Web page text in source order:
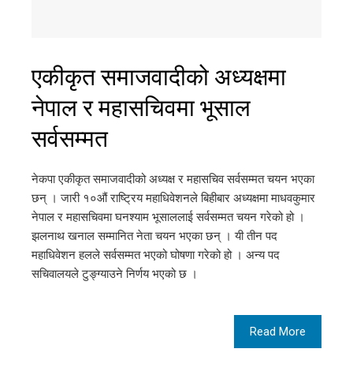
एकीकृत समाजवादीको अध्यक्षमा
नेपाल र महासचिवमा भूसाल
सर्वसम्मत
नेकपा एकीकृत समाजवादीको अध्यक्ष र महासचिव सर्वसम्मत चयन भएका
छन् । जारी १०औं राष्ट्रिय महाधिवेशनले बिहीबार अध्यक्षमा माधवकुमार
नेपाल र महासचिवमा घनश्याम भूसाललाई सर्वसम्मत चयन गरेको हो ।
झलनाथ खनाल सम्मानित नेता चयन भएका छन् । यी तीन पद
महाधिवेशन हलले सर्वसम्मत भएको घोषणा गरेको हो । अन्य पद
सचिवालयले टुङ्ग्याउने निर्णय भएको छ ।
Read More